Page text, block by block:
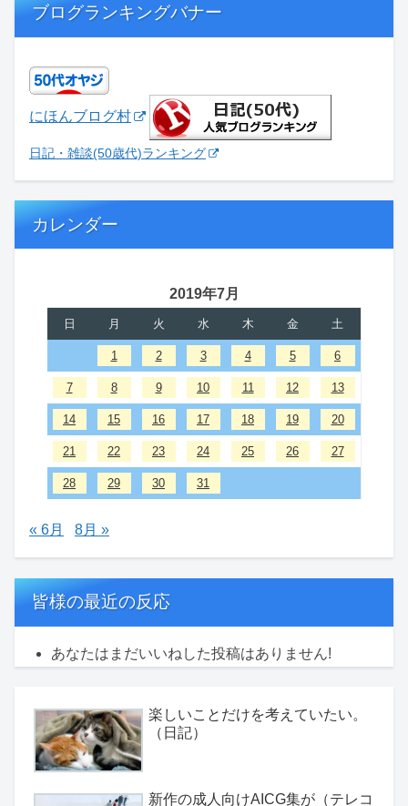
ブログランキングバナー
にほんブログ村
日記・雑談(50歳代)ランキング
カレンダー
2019年7月
日 月 火 水 木 金 土
1 2 3 4 5 6
7 8 9 10 11 12 13
14 15 16 17 18 19 20
21 22 23 24 25 26 27
28 29 30 31
« 6月 8月 »
皆様の最近の反応
あなたはまだいいねした投稿はありません!
楽しいことだけを考えていたい。
（日記）
新作の成人向けAICG集が（テレコ